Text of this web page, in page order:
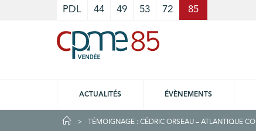
PDL 44 49 53 72 85
ACTUALITÉS ÉVÈNEMENTS
TÉMOIGNAGE : CÉDRIC ORSEAU – ATLANTIQUE
Cookies management panel